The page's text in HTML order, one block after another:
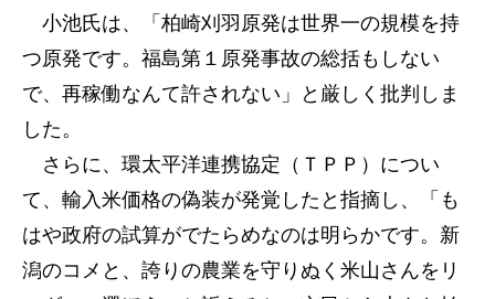
小池氏は、「柏崎刈羽原発は世界一の規模を持
つ原発です。福島第１原発事故の総括もしない
で、再稼働なんて許されない」と厳しく批判しま
した。
さらに、環太平洋連携協定（ＴＰＰ）につい
て、輸入米価格の偽装が発覚したと指摘し、「も
はや政府の試算がでたらめなのは明らかです。新
潟のコメと、誇りの農業を守りぬく米山さんをリ